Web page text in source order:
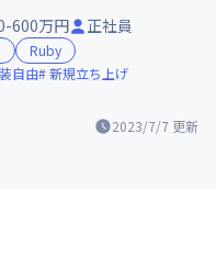
2023/7/7 更新
600万円 正社員
Ruby
自由
新規立ち上げ